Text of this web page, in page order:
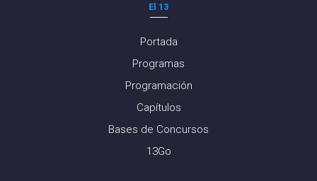
El 13
Portada
Programas
Programación
Capítulos
Bases de Concursos
13Go